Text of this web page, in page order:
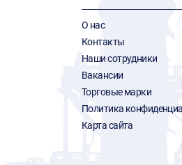
О нас
Контакты
Наши сотрудники
Вакансии
Торговые марки
Политика
Карта сайта